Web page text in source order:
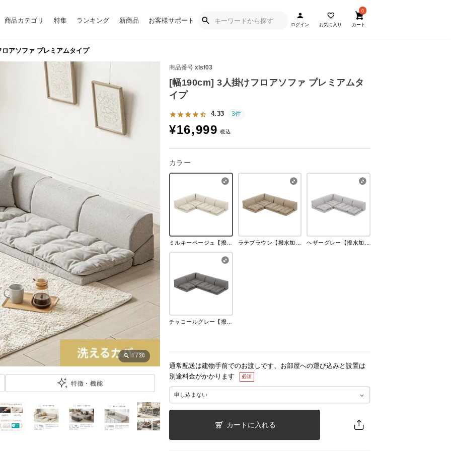
商品カテゴリ 特集 ランキング 新商品 お客様サポート
ログイン お気に入り
0
カート
アソファ プレミアムタイプ
商品番号 xlsf03
[幅190cm] 3人掛けフロアソファ プレミアムタ
イプ
4.33 3件
¥16,999
カラー
通常配送は建物手前でのお渡しです、お部屋への運び込みと設置は
別途料金がかかります
カートに入れる
1/20
特徴・機能